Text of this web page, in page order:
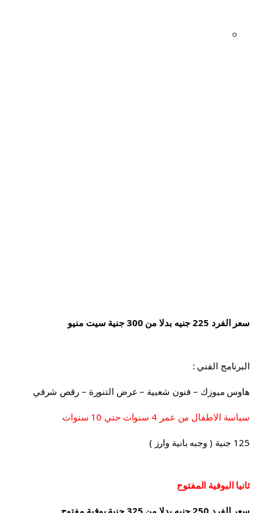
سعر الفرد 225 جنيه بدلا من 300 جنية سيت منيو
البرنامج الفني :
هاوس ميوزك – فنون شعبية – عرض التنورة – رقص شرقي
سياسة الاطفال من عمر 4 سنوات حتي 10 سنوات
125 جنية ( وجبه بانية وارز )
ثانيا البوفية المفتوح
سعر الفرد 250 جنيه بدلا من 325 جنية بوفية مفتوح